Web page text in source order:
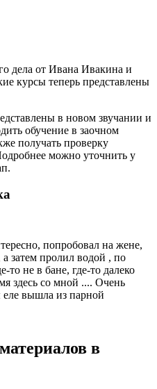
дела от Ивана Ивакина и
курсы теперь представлены
в новом звучании и
обучение в заочном
получать проверку
можно уточнить у
попробовал на жене,
затем пролил водой , по
то не в бане, где-то далеко
здесь со мной .... Очень
еле вышла из парной
в